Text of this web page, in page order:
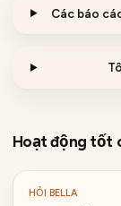
Các báo
Hoạt động tốt
HỎI BELLA